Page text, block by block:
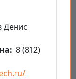
Денис
8 (812)